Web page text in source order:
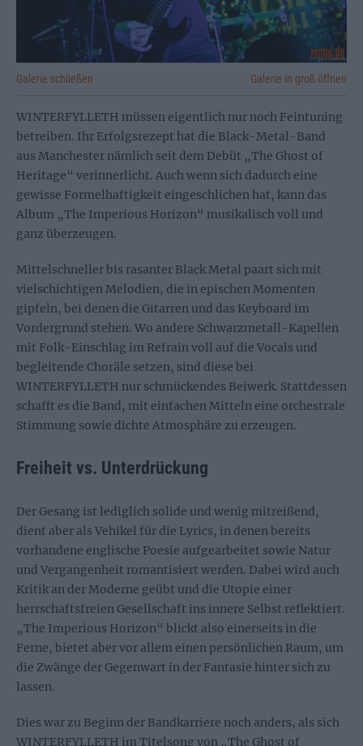
Galerie schließen Galerie in groß öffnen
WINTERFYLLETH müssen eigentlich nur noch Feintuning
betreiben. Ihr Erfolgsrezept hat die Black-Metal-Band
aus Manchester nämlich seit dem Debüt „The Ghost of
Heritage“ verinnerlicht. Auch wenn sich dadurch eine
gewisse Formelhaftigkeit eingeschlichen hat, kann das
Album „The Imperious Horizon“ musikalisch voll und
ganz überzeugen.
Mittelschneller bis rasanter Black Metal paart sich mit
vielschichtigen Melodien, die in epischen Momenten
gipfeln, bei denen die Gitarren und das Keyboard im
Vordergrund stehen. Wo andere Schwarzmetall-Kapellen
mit Folk-Einschlag im Refrain voll auf die Vocals und
begleitende Choräle setzen, sind diese bei
WINTERFYLLETH nur schmückendes Beiwerk. Stattdessen
schafft es die Band, mit einfachen Mitteln eine orchestrale
Stimmung sowie dichte Atmosphäre zu erzeugen.
Freiheit vs. Unterdrückung
Der Gesang ist lediglich solide und wenig mitreißend,
dient aber als Vehikel für die Lyrics, in denen bereits
vorhandene englische Poesie aufgearbeitet sowie Natur
und Vergangenheit romantisiert werden. Dabei wird auch
Kritik an der Moderne geübt und die Utopie einer
herrschaftsfreien Gesellschaft ins innere Selbst reflektiert.
„The Imperious Horizon“ blickt also einerseits in die
Ferne, bietet aber vor allem einen persönlichen Raum, um
die Zwänge der Gegenwart in der Fantasie hinter sich zu
lassen.
Dies war zu Beginn der Bandkarriere noch anders, als sich
WINTERFYLLETH im Titelsong von „The Ghost of